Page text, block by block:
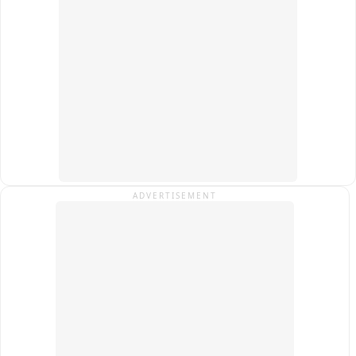
ADVERTISEMENT